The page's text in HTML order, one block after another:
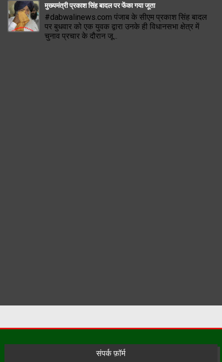
मुख्यमंत्री प्रकाश सिंह बादल पर फेंका गया जूता
#dabwalinews.com पंजाब के सीएम प्रकाश सिंह बादल
पर बुधवार को एक युवक द्वारा उनके ही विधानसभा क्षेत्र में
चुनाव प्रचार के दौरान जू...
संपर्क फ़ॉर्म